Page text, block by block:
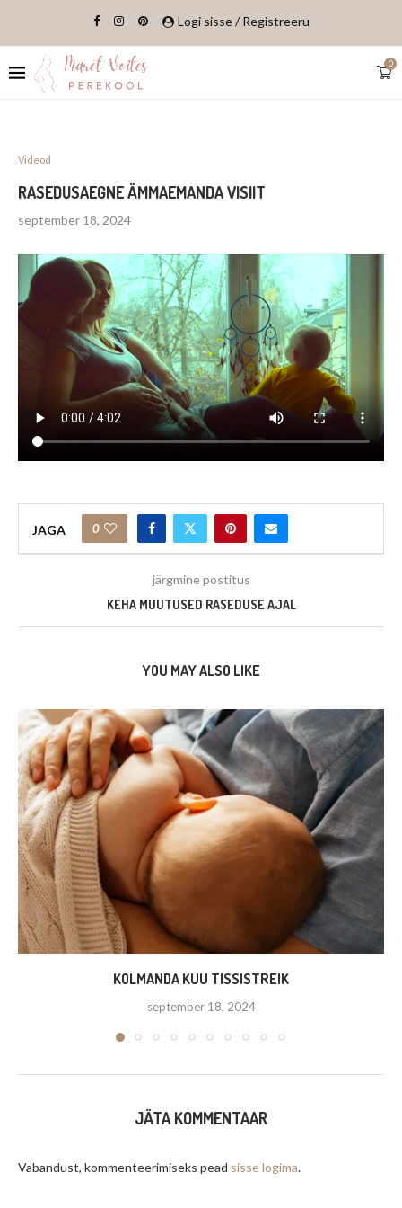
Logi sisse / Registreeru
0
Videod
RASEDUSAEGNE ÄMMAEMANDA VISIIT
september 18, 2024
JAGA 0
järgmine postitus
KEHA MUUTUSED RASEDUSE AJAL
YOU MAY ALSO LIKE
KOLMANDA KUU TISSISTREIK
september 18, 2024
JÄTA KOMMENTAAR
Vabandust, kommenteerimiseks pead sisse logima.